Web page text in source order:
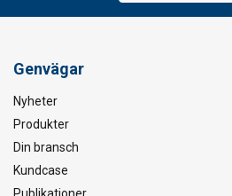
Genvägar
Nyheter
Produkter
Din bransch
Kundcase